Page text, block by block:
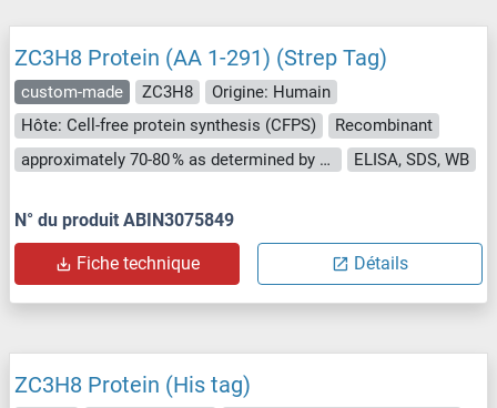
ZC3H8 Protein (AA 1-291) (Strep Tag)
custom-made ZC3H8
Origine: Humain
Hôte: Cell-free protein synthesis (CFPS)
Recombinant
approximately 70-80 % as determined by SDS PAGE, Western Blot and analytical SEC (HPLC).
ELISA, SDS, WB
N° du produit ABIN3075849
Fiche technique Détails
ZC3H8 Protein (His tag)